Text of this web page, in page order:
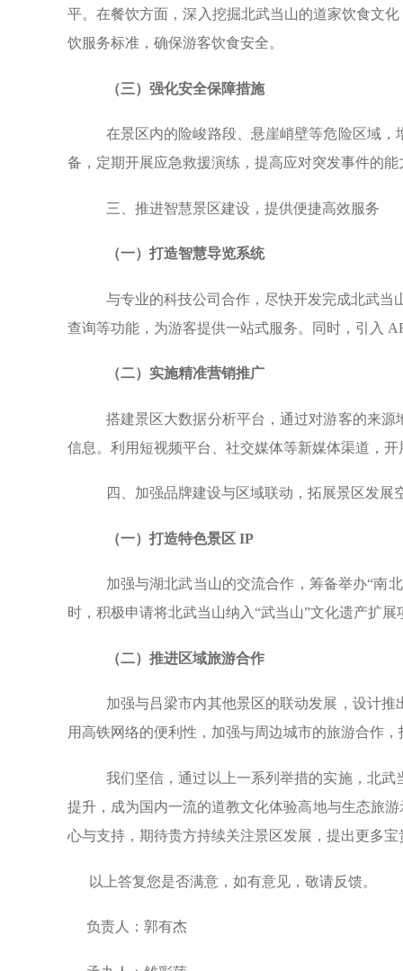
平。在餐饮方面，深入挖掘北武当山的道家饮食文
饮服务标准，确保游客饮食安全。
（三）强化安全保障措施
在景区内的险峻路段、悬崖峭壁等危险区域
备，定期开展应急救援演练，提高应对突发事件的
三、推进智慧景区建设，提供便捷高效服务
（一）打造智慧导览系统
与专业的科技公司合作，尽快开发完成北武当
查询等功能，为游客提供一站式服务。同时，引入
（二）实施精准营销推广
搭建景区大数据分析平台，通过对游客的来
信息。利用短视频平台、社交媒体等新媒体渠道，
四、加强品牌建设与区域联动，拓展景区发展
（一）打造特色景区 IP
加强与湖北武当山的交流合作，筹备举办“南
时，积极申请将北武当山纳入“武当山”文化遗产扩
（二）推进区域旅游合作
加强与吕梁市内其他景区的联动发展，设计
用高铁网络的便利性，加强与周边城市的旅游合作
我们坚信，通过以上一系列举措的实施，北
提升，成为国内一流的道教文化体验高地与生态旅
心与支持，期待贵方持续关注景区发展，提出更多
以上答复您是否满意，如有意见，敬请反馈。
负责人：郭有杰